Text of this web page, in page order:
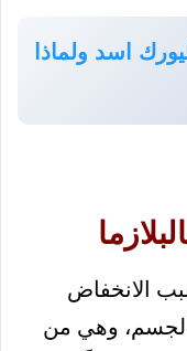
اسد ولماذا
الانخفاض
وهي من